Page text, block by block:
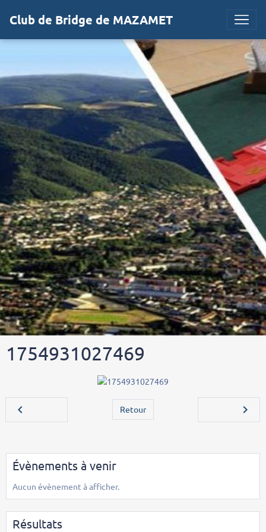
Club de Bridge de MAZAMET
1754931027469
Retour
Évènements à venir
Aucun évènement à afficher.
Résultats